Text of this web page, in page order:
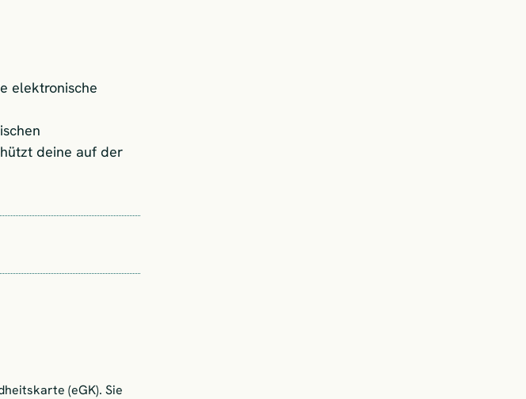
elektronische
deine auf der
(eGK). Sie